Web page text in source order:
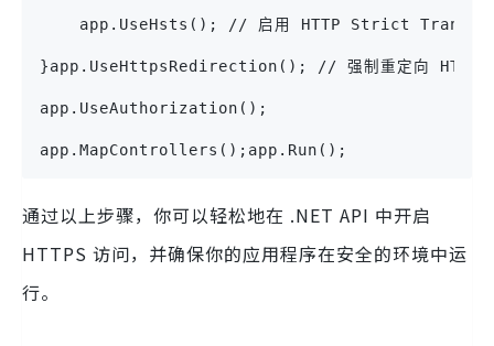
app.UseHsts(); // 启用 HTTP Strict
}app.UseHttpsRedirection(); // 强制重定向 HTTP
app.UseAuthorization();
app.MapControllers();app.Run();
通过以上步骤，你可以轻松地在 .NET API 中开启
HTTPS 访问，并确保你的应用程序在安全的环境中运
行。